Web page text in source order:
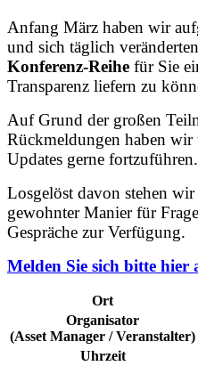
Anfang März haben wir
und sich täglich
Konferenz-Reihe für Sie
Transparenz liefern zu
Auf Grund der großen
Rückmeldungen haben wir
Updates gerne fortzuführen.
Losgelöst davon stehen
gewohnter Manier für
Gespräche zur Verfügung.
Melden Sie sich bitte hier
Ort
Organisator
(Asset Manager / Veranstalter)
Uhrzeit